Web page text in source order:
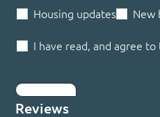
Housing updates
New
I have read, and agree to
Reviews